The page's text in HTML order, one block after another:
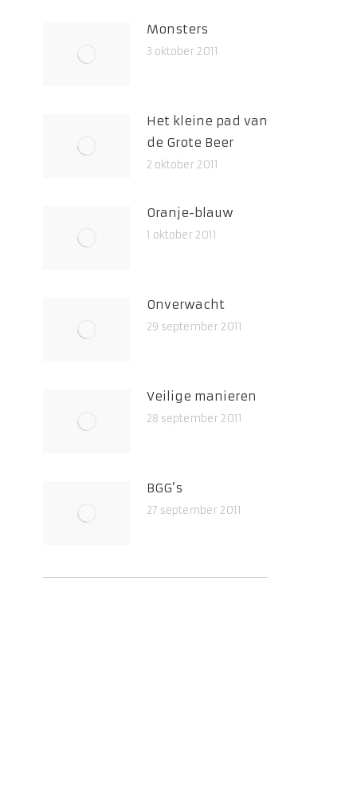
Monsters
3 oktober 2011
Het kleine pad van
de Grote Beer
2 oktober 2011
Oranje-blauw
1 oktober 2011
Onverwacht
29 september 2011
Veilige manieren
28 september 2011
BGG’s
27 september 2011